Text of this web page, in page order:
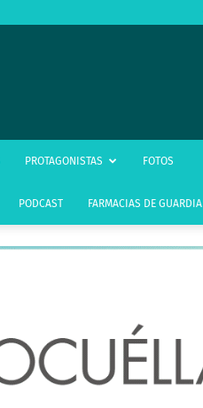
PROTAGONISTAS FOTOS
PODCAST FARMACIAS DE GUARDIA